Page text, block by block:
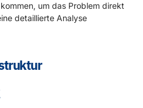
um das Problem direkt
detaillierte Analyse